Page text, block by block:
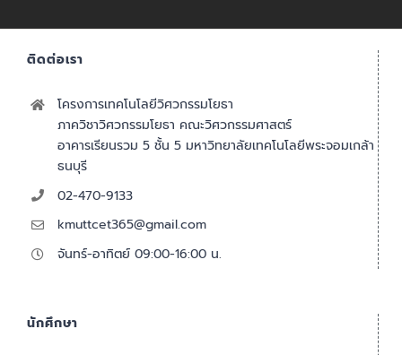
ติดต่อเรา
โครงการเทคโนโลยีวิศวกรรมโยธา
ภาควิชาวิศวกรรมโยธา คณะวิศวกรรมศาสตร์
อาคารเรียนรวม 5 ชั้น 5 มหาวิทยาลัยเทคโนโลยีพระจอมเกล้า
ธนบุรี
02-470-9133
kmuttcet365@gmail.com
จันทร์-อาทิตย์ 09:00-16:00 น.
นักศึกษา